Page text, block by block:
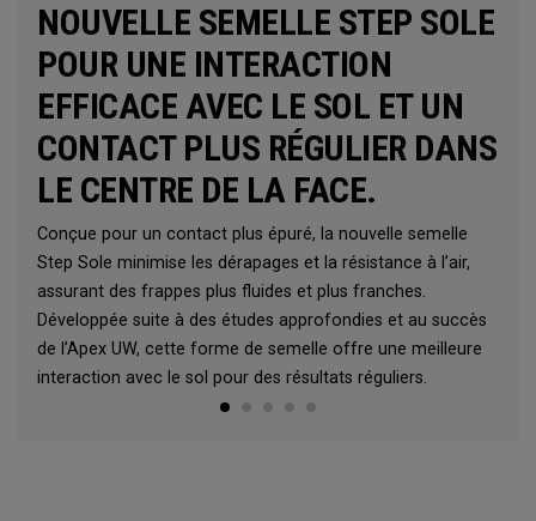
NOUVELLE SEMELLE STEP SOLE
POUR UNE INTERACTION
EFFICACE AVEC LE SOL ET UN
CONTACT PLUS RÉGULIER DANS
LE CENTRE DE LA FACE.
Conçue pour un contact plus épuré, la nouvelle semelle
Step Sole minimise les dérapages et la résistance à l’air,
assurant des frappes plus fluides et plus franches.
Développée suite à des études approfondies et au succès
de l’Apex UW, cette forme de semelle offre une meilleure
interaction avec le sol pour des résultats réguliers.